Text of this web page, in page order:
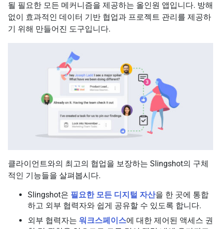
될 필요한 모든 메커니즘을 제공하는 올인원 앱입니다. 방해
없이 효과적인 데이터 기반 협업과 프로젝트 관리를 제공하
기 위해 만들어진 도구입니다.
클라이언트와의 최고의 협업을 보장하는 Slingshot의 구체
적인 기능들을 살펴봅시다.
Slingshot은 필요한 모든 디지털 자산을 한 곳에 통합
하고 외부 협력자와 쉽게 공유할 수 있도록 합니다.
외부 협력자는 워크스페이스에 대한 제어된 액세스 권